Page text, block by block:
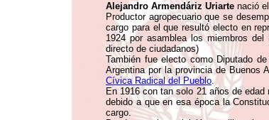
Alejandro Armendáriz Uriarte nació
Productor agropecuario que se
cargo para el que resultó electo en
1924 por asamblea los miembros del
directo de ciudadanos)
También fue electo como Diputado
Argentina por la provincia de Buenos
Cívica Radical del Pueblo.
En 1916 con tan solo 21 años de
debido a que en esa época la
cargo.